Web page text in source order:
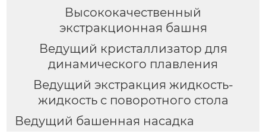
Высококачественный
экстракционная башня
Ведущий кристаллизатор для
динамического плавления
Ведущий экстракция жидкость-
жидкость с поворотного стола
Ведущий башенная насадка